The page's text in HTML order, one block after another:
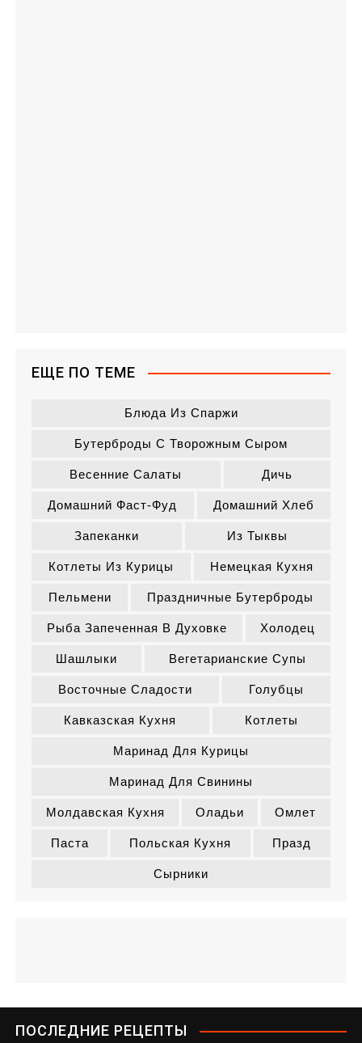
ЕЩЕ ПО ТЕМЕ
Блюда Из Спаржи
Бутерброды С Творожным Сыром
Весенние Салаты Дичь
Домашний Фаст-Фуд Домашний Хлеб
Запеканки Из Тыквы
Котлеты Из Курицы Немецкая Кухня
Пельмени Праздничные Бутерброды
Рыба Запеченная В Духовке Холодец
Шашлыки Вегетарианские Супы
Восточные Сладости Голубцы
Кавказская Кухня Котлеты
Маринад Для Курицы
Маринад Для Свинины
Молдавская Кухня Оладьи Омлет
Паста Польская Кухня Празд
Сырники
ПОСЛЕДНИЕ РЕЦЕПТЫ